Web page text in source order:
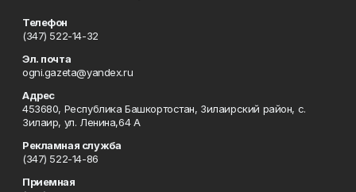
Телефон
(347) 522-14-32
Эл. почта
ogni.gazeta@yandex.ru
Адрес
453680, Республика Башкортостан, Зилаирский район, с.
Зилаир, ул. Ленина,64 А
Рекламная служба
(347) 522-14-86
Приемная